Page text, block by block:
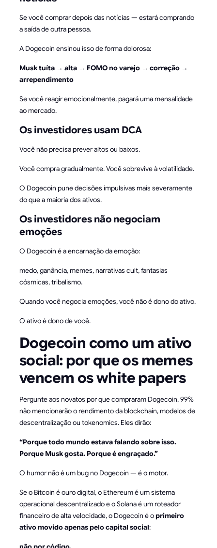
Se você comprar depois das notícias — estará comprando
a saída de outra pessoa.
A Dogecoin ensinou isso de forma dolorosa:
Musk tuíta → alta → FOMO no varejo → correção →
arrependimento
Se você reagir emocionalmente, pagará uma mensalidade
ao mercado.
Os investidores usam DCA
Você não precisa prever altos ou baixos.
Você compra gradualmente. Você sobrevive à volatilidade.
O Dogecoin pune decisões impulsivas mais severamente
do que a maioria dos ativos.
Os investidores não negociam
emoções
O Dogecoin é a encarnação da emoção:
medo, ganância, memes, narrativas cult, fantasias
cósmicas, tribalismo.
Quando você negocia emoções, você não é dono do ativo.
O ativo é dono de você.
Dogecoin como um ativo
social: por que os memes
vencem os white papers
Pergunte aos novatos por que compraram Dogecoin. 99%
não mencionarão o rendimento da blockchain, modelos de
descentralização ou tokenomics. Eles dirão:
“Porque todo mundo estava falando sobre isso.
Porque Musk gosta. Porque é engraçado.”
O humor não é um bug no Dogecoin — é o motor.
Se o Bitcoin é ouro digital, o Ethereum é um sistema
operacional descentralizado e o Solana é um roteador
financeiro de alta velocidade, o Dogecoin é oprimeiro
ativo movido apenas pelo capital social: